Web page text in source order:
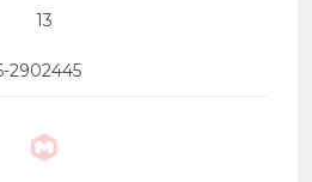
13
2902445